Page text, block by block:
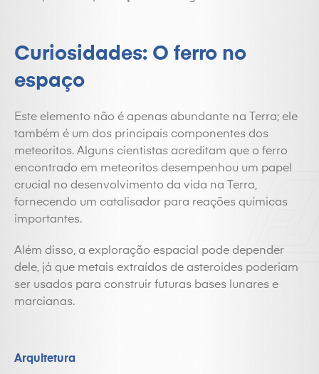
Curiosidades: O ferro no
espaço
Este elemento não é apenas abundante na Terra; ele
também é um dos principais componentes dos
meteoritos. Alguns cientistas acreditam que o ferro
encontrado em meteoritos desempenhou um papel
crucial no desenvolvimento da vida na Terra,
fornecendo um catalisador para reações químicas
importantes.
Além disso, a exploração espacial pode depender
dele, já que metais extraídos de asteroides poderiam
ser usados para construir futuras bases lunares e
marcianas.
Arquitetura